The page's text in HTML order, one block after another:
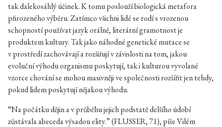
tak dalekosáhlý účinek. K tomu poslouží biologická metafora
přirozeného výběru. Zatímco všichni lidé se rodí s vrozenou
schopností používat jazyk orálně, literární gramotnost je
produktem kultury. Tak jako náhodné genetické mutace se
v prostředí zachovávají a rozšiřují v závislosti na tom, jakou
evoluční výhodu organismu poskytují, tak i kulturou vyvolané
vzorce chování se mohou masivněji ve společnosti rozšířit jen tehdy,
pokud lidem poskytují nějakou výhodu.
“Na počátku dějin a v průběhu jejich podstatě delšího údobí
zůstávala abeceda výsadou elity.” (FLUSSER, 71), píše Vilém